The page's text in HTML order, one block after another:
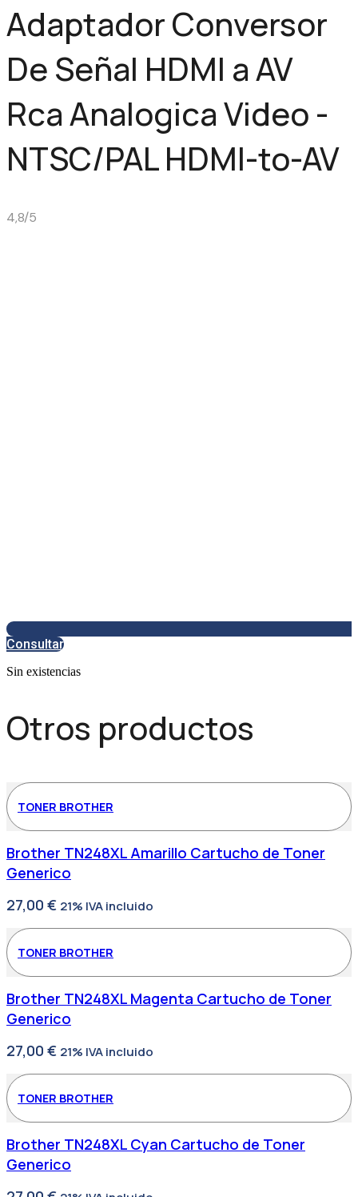
Adaptador Conversor
De Señal HDMI a AV
Rca Analogica Video -
NTSC/PAL HDMI-to-AV
4,8/5
Consultar
Sin existencias
Otros productos
TONER BROTHER
Brother TN248XL Amarillo Cartucho de Toner
Generico
27,00 € 21% IVA incluido
TONER BROTHER
Brother TN248XL Magenta Cartucho de Toner
Generico
27,00 € 21% IVA incluido
TONER BROTHER
Brother TN248XL Cyan Cartucho de Toner
Generico